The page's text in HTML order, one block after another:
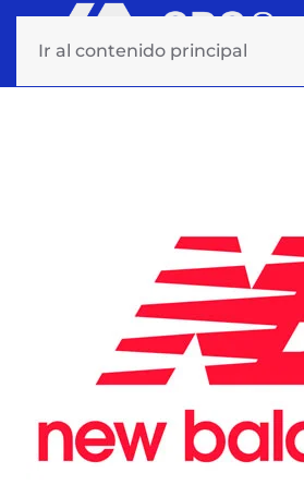
Ir al contenido principal